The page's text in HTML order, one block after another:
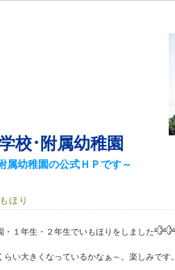
校･附属幼稚園
属幼稚園の公式ＨＰです～
ほり
・１年生・２年生でいもほりをしました
らい大きくなっているかなぁ～。楽しみです。